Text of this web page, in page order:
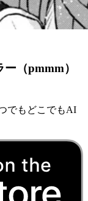
（pmmm）
でもどこでもAI